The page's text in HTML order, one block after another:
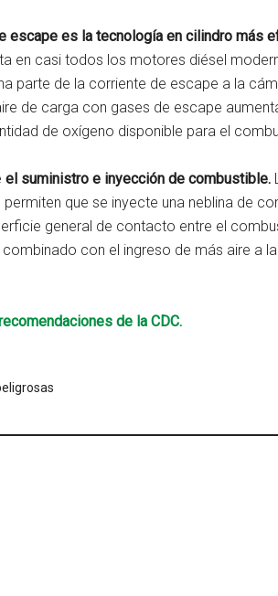
escape es la tecnología en cilindro más
en casi todos los motores diésel
parte de la corriente de escape a la
de carga con gases de escape
de oxígeno disponible para el
el suministro e inyección de combustible.
que se inyecte una neblina de
general de contacto entre el
con el ingreso de más aire a
de la CDC.